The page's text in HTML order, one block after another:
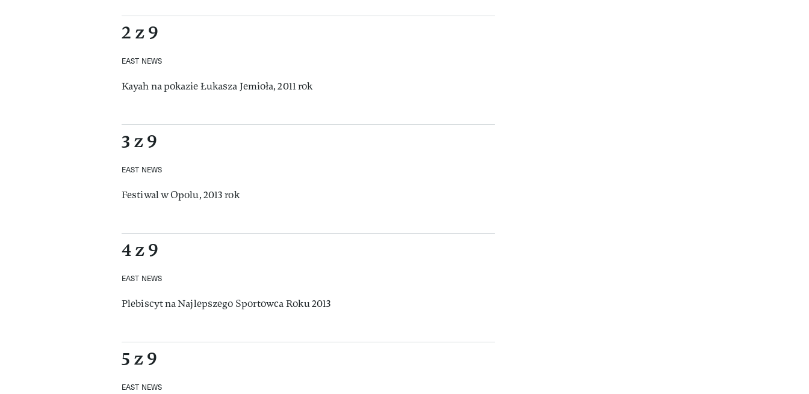
2 z 9
EAST NEWS
Kayah na pokazie Łukasza Jemioła, 2011 rok
3 z 9
EAST NEWS
Festiwal w Opolu, 2013 rok
4 z 9
EAST NEWS
Plebiscyt na Najlepszego Sportowca Roku 2013
5 z 9
EAST NEWS